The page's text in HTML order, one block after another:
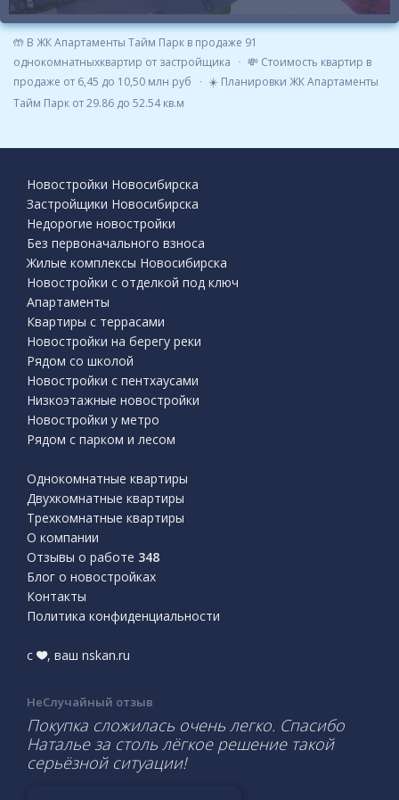
🤲 В ЖК Апартаменты Тайм Парк в продаже 91
однокомнатныхквартир от застройщика
💸 Стоимость квартир в
продаже от 6,45 до 10,50 млн руб
☀️ Планировки ЖК Апартаменты
Тайм Парк от 29.86 до 52.54 кв.м
Новостройки Новосибирска
Застройщики Новосибирска
Недорогие новостройки
Без первоначального взноса
Жилые комплексы Новосибирска
Новостройки с отделкой под ключ
Апартаменты
Квартиры с террасами
Новостройки на берегу реки
Рядом со школой
Новостройки с пентхаусами
Низкоэтажные новостройки
Новостройки у метро
Рядом с парком и лесом
Однокомнатные квартиры
Двухкомнатные квартиры
Трехкомнатные квартиры
О компании
Отзывы о работе 348
Блог о новостройках
Контакты
Политика конфиденциальности
с , ваш nskan.ru
НеСлучайный отзыв
Покупка сложилась очень легко. Спасибо
Наталье за столь лёгкое решение такой
серьёзной ситуации!